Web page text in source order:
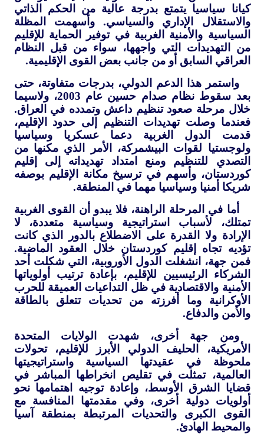
كيانا سياسيا يتمتع بدرجة عالية من الحكم الذاتي
والاستقلال الإداري والسياسي. وأسهمت المظلة
السياسية والأمنية الغربية في توفير الحماية للإقليم
من التهديدات التي واجهها، سواء من قبل النظام
العراقي السابق أو من جانب بعض القوى الإقليمية.
واستمر هذا الدعم الدولي، بدرجات متفاوتة، حتى
بعد سقوط نظام صدام حسين عام 2003، ولاسيما
خلال مرحلة صعود تنظيم داعش وتمدده في العراق.
فعندما وصلت تهديدات التنظيم إلى حدود الإقليم،
قدمت الدول الغربية دعما عسكريا وسياسيا
ولوجستيا لقوات البيشمركة، الأمر الذي مكنها من
التصدي للتنظيم ومنع امتداد تهديداته إلى إقليم
كوردستان، وأسهم في ترسيخ مكانة الإقليم بوصفه
شريكا أمنيا وسياسيا مهما في المنطقة.
أما في المرحلة الراهنة، فلا يبدو أن القوى الغربية
تمتلك، لأسباب استراتيجية وسياسية متعددة، لا
الإرادة ولا القدرة على الاضطلاع بالدور الذي كانت
تؤديه تجاه إقليم كوردستان خلال العقود الماضية.
فمن جهة، انشغلت الدول الأوروبية، التي شكلت أحد
الشركاء الرئيسيين للإقليم، بإعادة ترتيب أولوياتها
الأمنية والاقتصادية في ظل التداعيات العميقة للحرب
الأوكرانية وما أفرزته من تحديات تتعلق بالطاقة
والأمن والدفاع.
ومن جهة أخرى، شهدت الولايات المتحدة
الأمريكية، الحليف الدولي الأبرز للإقليم، تحولات
ملحوظة في عقيدتها السياسية واستراتيجيتها
العالمية، تمثلت في تقليص انخراطها المباشر في
قضايا الشرق الأوسط، وإعادة توجيه اهتمامها نحو
أولويات دولية أخرى، وفي مقدمتها المنافسة مع
القوى الكبرى والتحديات المرتبطة بمنطقة آسيا
والمحيط الهادئ.